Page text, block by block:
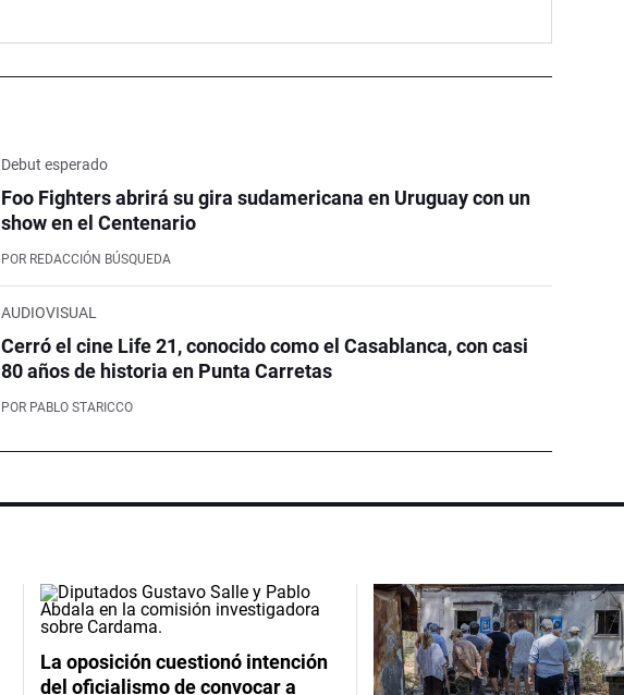
Debut esperado
Foo Fighters abrirá su gira sudamericana en Uruguay con un
show en el Centenario
POR REDACCIÓN BÚSQUEDA
AUDIOVISUAL
Cerró el cine Life 21, conocido como el Casablanca, con casi
80 años de historia en Punta Carretas
POR PABLO STARICCO
La oposición cuestionó intención
del oficialismo de convocar a